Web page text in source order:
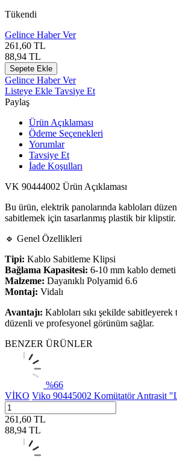
Tükendi
Gelince Haber Ver
261,60 TL
88,94 TL
Sepete Ekle
Gelince Haber Ver
Listeye Ekle Tavsiye Et
Paylaş
Ürün Açıklaması
Ödeme Seçenekleri
Yorumlar
Tavsiye Et
İade Koşulları
VK 90444002 Ürün Açıklaması
Bu ürün, elektrik panolarında kabloları
sabitlemek için tasarlanmış plastik bir klipstir.
🔹 Genel Özellikleri
Tipi: Kablo Sabitleme Klipsi
Bağlama Kapasitesi: 6-10 mm kablo demeti
Malzeme: Dayanıklı Polyamid 6.6
Montaj: Vidalı
Avantajı: Kabloları sıkı şekilde sabitleyerek
düzenli ve profesyonel görünüm sağlar.
BENZER ÜRÜNLER
%66
VİKO Viko 90445002 Komütatör Antrasit
261,60 TL
88,94 TL